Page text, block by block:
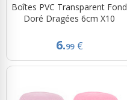
Boîtes PVC Transparent Fond
Doré Dragées 6cm X10
6.99 €